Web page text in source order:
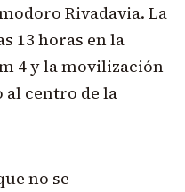
Rivadavia. La
13 horas en la
4 y la movilización
al centro de la
no se